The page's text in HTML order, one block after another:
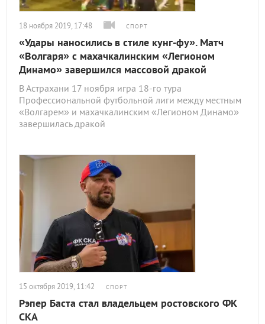
18 ноября 2019, 17:48 СПОРТ
«Удары наносились в стиле кунг-фу». Матч
«Волгаря» с махачкалинским «Легионом
Динамо» завершился массовой дракой
В Астрахани 17 ноября игра 18-го тура
Профессиональной футбольной лиги между местным
«Волгарем» и махачкалинским «Легионом Динамо»
завершилась дракой
15 октября 2019, 11:42 СПОРТ
Рэпер Баста стал владельцем ростовского ФК
СКА